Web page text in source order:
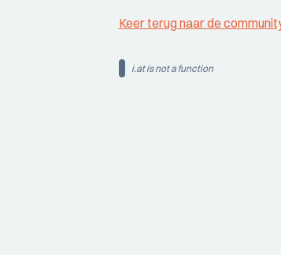
Keer terug naar de
i.at is not a function